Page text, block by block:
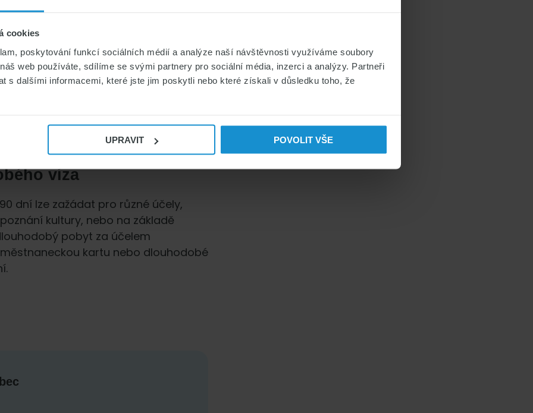
cookies
poskytování funkcí sociálních médií a analýze naší návštěvnosti využíváme soubory
web používáte, sdílíme se svými partnery pro sociální média, inzerci a analýzy. Partneři
s dalšími informacemi, které jste jim poskytli nebo které získali v důsledku toho, že
UPRAVIT POVOLIT VŠE
Jedná se tak o povolení k pobytu
karta se vydává k určité
zvláštní požadavky ohledně
o zaměstnaneckou kartu se uvádí
pracovního místa a požadovaného
víza
dní lze zažádat pro různé účely,
kultury, nebo na základě
pobyt za účelem
kartu nebo dlouhodobé